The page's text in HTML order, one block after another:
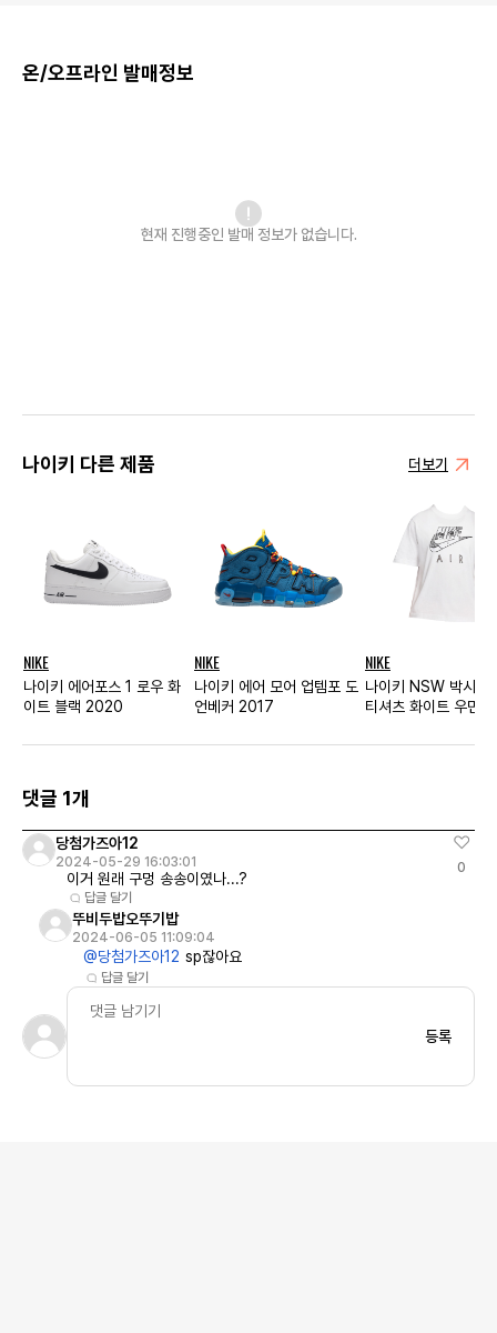
온/오프라인 발매정보
현재 진행중인 발매 정보가 없습니다.
나이키 다른 제품 더보기
NIKE
나이키 에어포스 1 로우 화
이트 블랙 2020
NIKE
나이키 에어 모어 업템포 도
언베커 2017
NIKE
나이키 NSW 박시 숏
티셔츠 화이트 우먼스
댓글 1개
당첨가즈아12
2024-05-29 16:03:01
이거 원래 구멍 송송이였나...?
답글 달기
0
뚜비두밥오뚜기밥
2024-06-05 11:09:04
@당첨가즈아12 sp잖아요
답글 달기
등록